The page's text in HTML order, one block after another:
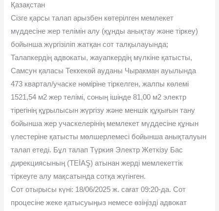
Қазақстан
Сізге қарсы талап арызбен көтерілген мемлекет
мүддесіне жер телімін алу (құнды анықтау жəне тіркеу)
бойынша жүргізіліп жатқан сот талқылауында;
Талапкердің адвокаты, жауапкердің мүлкіне қатысты,
Самсун қаласы Теккекөй ауданы Чыракман ауылында
473 квартал/учаске нөміріне тіркелген, жалпы көлемі
1521,54 м2 жер телімі, соның ішінде 81,00 м2 электр
тірегінің құрылысын жүргізу жəне меншік құқығын тану
бойынша жер учаскелерінің мемлекет мүддесіне құнын
үлестеріне қатысты мөлшерлемесі бойынша анықталуын
талап етеді. Бұл талап Түркия Электр Жеткізу Бас
дирекциясының (TEİAŞ) атынан жерді мемлекеттік
тіркеуге алу мақсатында сотқа жүгінген.
Сот отырысы күні: 18/06/2025 ж. сағат 09:20-да. Сот
процесіне жеке қатысуыңыз немесе өзіңізді адвокат